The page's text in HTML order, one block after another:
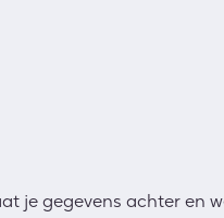
je gegevens achter en